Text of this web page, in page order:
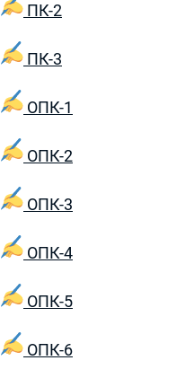
ПК-2
ПК-3
ОПК-1
ОПК-2
ОПК-3
ОПК-4
ОПК-5
ОПК-6